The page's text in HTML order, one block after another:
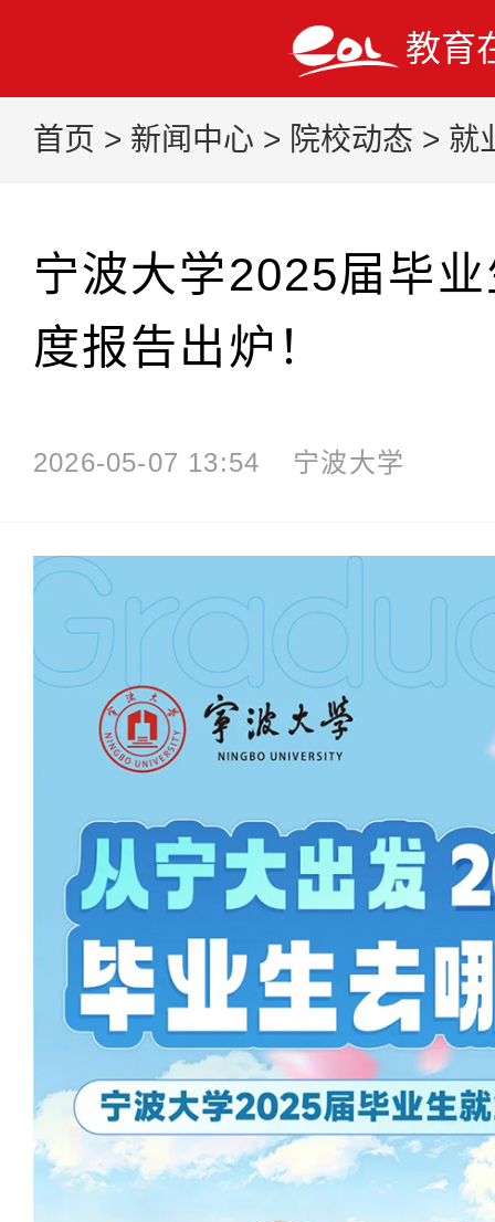
教育
首页 > 新闻中心 > 院校动态 > 就
宁波大学2025届毕
度报告出炉！
2026-05-07 13:54 宁波大学